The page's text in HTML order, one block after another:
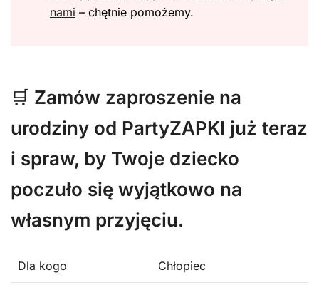
nami – chętnie pomożemy.
🛒 Zamów zaproszenie na
urodziny od PartyZAPKI już teraz
i spraw, by Twoje dziecko
poczuło się wyjątkowo na
własnym przyjęciu.
Dla kogo Chłopiec